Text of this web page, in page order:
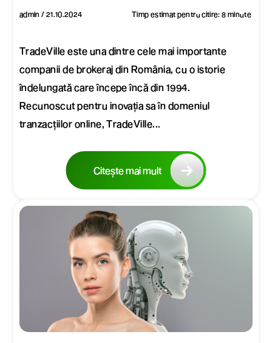
admin / 21.10.2024 Timp estimat pentru citire: 8 minute
TradeVille este una dintre cele mai importante
companii de brokeraj din România, cu o istorie
îndelungată care începe încă din 1994.
Recunoscut pentru inovația sa în domeniul
tranzacțiilor online, TradeVille...
Citește mai mult